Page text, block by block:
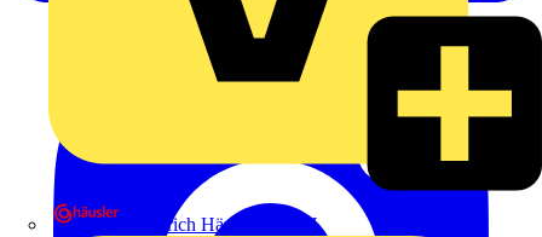
Heinrich Häusler GmbH